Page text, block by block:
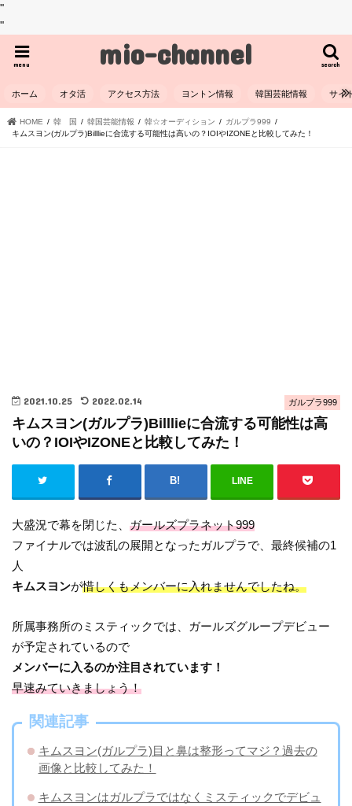
"
"
mio-channel search
menu
ホーム オタ活 アクセス方法 ヨントン情報 韓国芸能情報 サイ
HOME 韓 国 韓国芸能情報 韓☆オーディション
ガルプラ999
キムスヨン(ガルプラ)Billlieに合流する可能性は高いの？IOIやIZONEと比較してみた！
ガルプラ999
2021.10.25 2022.02.14
キムスヨン(ガルプラ)Billlieに合流する可能性は高
いの？IOIやIZONEと比較してみた！
LINE
大盛況で幕を閉じた、ガールズプラネット999
ファイナルでは波乱の展開となったガルプラで、最終候補の1
人
キムスヨンが惜しくもメンバーに入れませんでしたね。
所属事務所のミスティックでは、ガールズグループデビュー
が予定されているので
メンバーに入るのか注目されています！
早速みていきましょう！
関連記事
キムスヨン(ガルプラ)目と鼻は整形ってマジ？過去の
画像と比較してみた！
キムスヨンはガルプラではなくミスティックでデビュ